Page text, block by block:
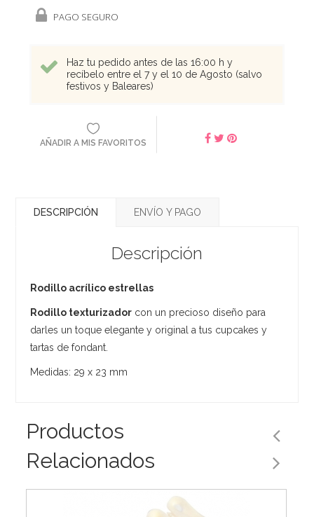
PAGO SEGURO
Haz tu pedido antes de las 16:00 h y
recíbelo entre el 7 y el 10 de Agosto (salvo
festivos y Baleares)
AÑADIR A MIS FAVORITOS
DESCRIPCIÓN ENVÍO Y PAGO
Descripción
Rodillo acrílico estrellas
Rodillo texturizador con un precioso diseño para
darles un toque elegante y original a tus cupcakes y
tartas de fondant.
Medidas: 29 x 23 mm
Productos
Relacionados